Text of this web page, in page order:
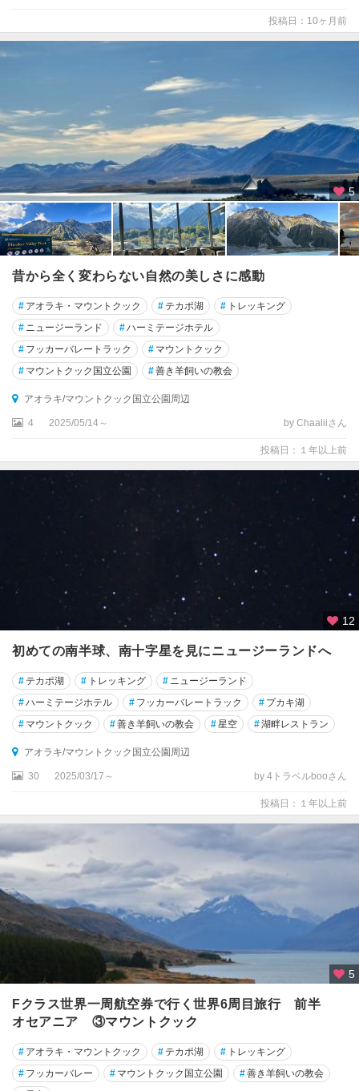
ル
ン
マ
ー
・
ス
プ
リ
ン
グ
ス
パ
イ
ヒ
ア
ー
マ
ト
ブ
レ
ナ
ム
キ
テ
マ
ウ
ン
ト
マ
イ
メ
ス
ベ
投稿日：10ヶ月前
5
昔から全く変わらない自然の美しさに感動
# アオラキ・マウントクック # テカポ湖 # トレッキング
# ニュージーランド #ハーミテージホテル
# フッカーバレートラック # マウントクック
# マウントクック国立公園 #善き羊飼いの教会
アオラキ/マウントクック国立公園周辺
4 2025/05/14～ by Chaaliiさん
投稿日：１年以上前
12
初めての南半球、南十字星を見にニュージーランドへ
# テカポ湖 # トレッキング # ニュージーランド
#ハーミテージホテル # フッカーバレートラック # プカキ湖
# マウントクック #善き羊飼いの教会 #星空 #湖畔レストラン
アオラキ/マウントクック国立公園周辺
30 2025/03/17～ by 4トラベルbooさん
投稿日：１年以上前
5
Fクラス世界一周航空券で行く世界6周目旅行 前半
オセアニア ③マウントクック
# アオラキ・マウントクック # テカポ湖 # トレッキング
# フッカーバレー # マウントクック国立公園 #善き羊飼いの教会